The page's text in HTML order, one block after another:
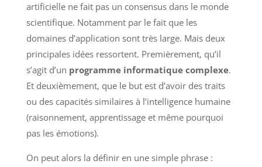
artificielle ne fait pas un consensus dans le monde
scientifique. Notamment par le fait que les
domaines d’application sont très large. Mais deux
principales idées ressortent. Premièrement, qu’il
s’agit d’un programme informatique complexe.
Et deuxièmement, que le but est d’avoir des traits
ou des capacités similaires à l’intelligence humaine
(raisonnement, apprentissage et même pourquoi
pas les émotions).
On peut alors la définir en une simple phrase :